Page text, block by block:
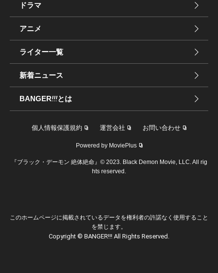
ドラマ
アニメ
ライター一覧
新着ニュース
BANGER!!!とは
個人情報保護規約 運営会社 お問い合わせ
Powered by MoviePlus
『ブラック・デーモン 絶体絶命』© 2023. Black Demon Movie, LLC. All rig
hts reserved.
このホームページに掲載されているデータを権利者の許諾なく使用すること
を禁じます。
Copyright © BANGER!!! All Rights Reserved.